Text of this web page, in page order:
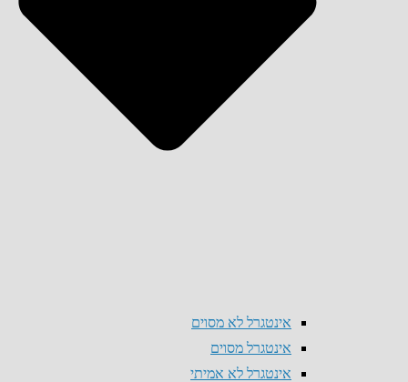
אינטגרל לא מסוים
אינטגרל מסוים
אינטגרל לא אמיתי